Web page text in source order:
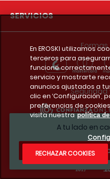
A tu lado en
¿Te
SERVICIOS
Seguridad
Premios y
En EROSKI utilizamos
terceros para
funcione
servicio y mostrarte
anuncios ajustados a
clic en ‘Configuración’,
preferencias de
visita nuestra política
RECHAZAR COOKIES